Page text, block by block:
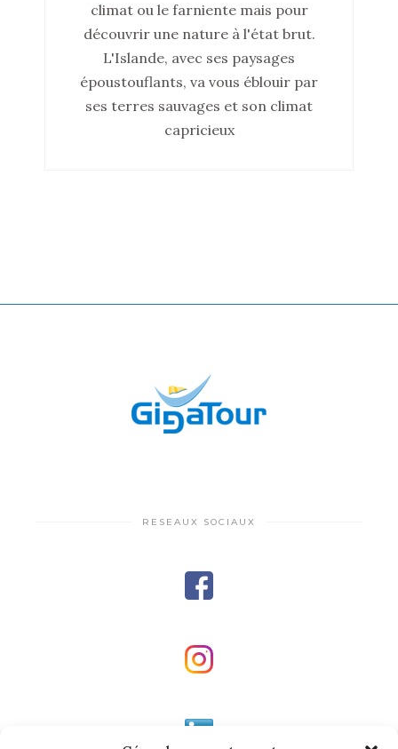
climat ou le farniente mais pour
découvrir une nature à l'état brut.
L'Islande, avec ses paysages
époustouflants, va vous éblouir par
ses terres sauvages et son climat
capricieux
RESEAUX SOCIAUX